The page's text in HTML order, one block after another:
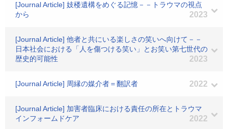
[Journal Article] 妓楼遺構をめぐる記憶－－トラウマの視点
から
2023
[Journal Article] 他者と共にいる楽しさの笑いへ向けて－－
日本社会における「人を傷つける笑い」とお笑い第七世代の
歴史的可能性
2023
[Journal Article] 周縁の媒介者＝翻訳者 2022
[Journal Article] 加害者臨床における責任の所在とトラウマ
インフォームドケア
2022